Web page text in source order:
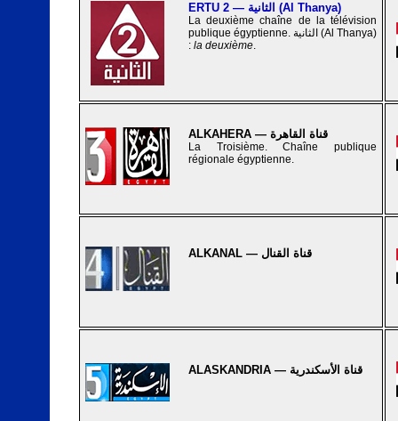
ERTU 2 — الثانية (Al Thanya)
La deuxième chaîne de la télévision
publique égyptienne. الثانية (Al Thanya)
: la deuxième.
ALKAHERA — قناة القاهرة
La Troisième. Chaîne publique
régionale égyptienne.
ALKANAL — قناة القنال
ALASKANDRIA — قناة الأسكندرية